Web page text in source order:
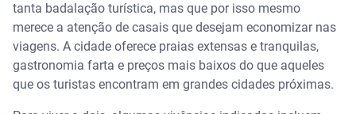
tanta badalação turística, mas que por isso mesmo
merece a atenção de casais que desejam economizar nas
viagens. A cidade oferece praias extensas e tranquilas,
gastronomia farta e preços mais baixos do que aqueles
que os turistas encontram em grandes cidades próximas.